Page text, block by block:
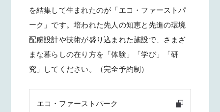
を結集して生まれたのが「エコ・ファーストパ
ーク」です。培われた先人の知恵と先進の環境
配慮設計や技術が盛り込まれた施設で、さまざ
まな暮らしの在り方を「体験」「学び」「研
究」してください。（完全予約制）
エコ・ファーストパーク